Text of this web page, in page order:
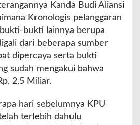
Kanda Budi Aliansi
Kronologis pelanggaran
bukti lainnya berupa
dari beberapa sumber
dipercaya serta bukti
sudah mengakui bahwa
2,5 Miliar.
hari sebelumnya KPU
terlebih dahulu